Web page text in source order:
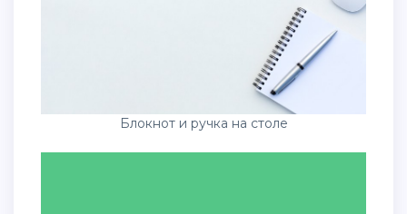
Блокнот и ручка на столе